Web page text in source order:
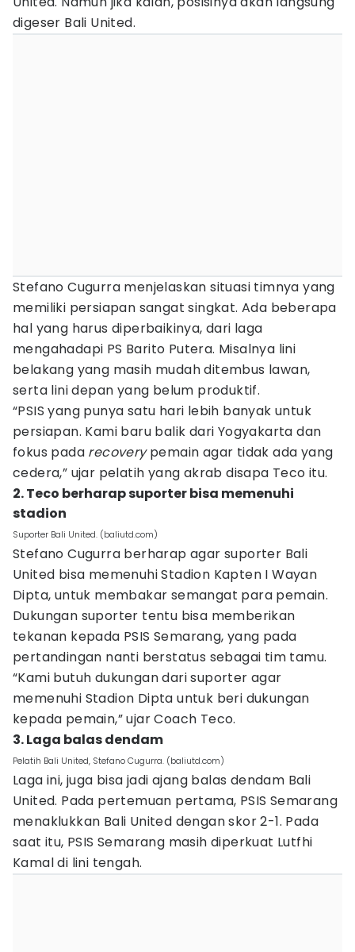
digeser Bali United.
Stefano Cugurra menjelaskan situasi timnya yang
memiliki persiapan sangat singkat. Ada beberapa
hal yang harus diperbaikinya, dari laga
mengahadapi PS Barito Putera. Misalnya lini
belakang yang masih mudah ditembus lawan,
serta lini depan yang belum produktif.
“PSIS yang punya satu hari lebih banyak untuk
persiapan. Kami baru balik dari Yogyakarta dan
fokus pada recoverypemain agar tidak ada yang
cedera,” ujar pelatih yang akrab disapa Teco itu.
2. Teco berharap suporter bisa memenuhi
stadion
Suporter Bali United. (baliutd.com)
Stefano Cugurra berharap agar suporter Bali
United bisa memenuhi Stadion Kapten I Wayan
Dipta, untuk membakar semangat para pemain.
Dukungan suporter tentu bisa memberikan
tekanan kepada PSIS Semarang, yang pada
pertandingan nanti berstatus sebagai tim tamu.
“Kami butuh dukungan dari suporter agar
memenuhi Stadion Dipta untuk beri dukungan
kepada pemain,” ujar Coach Teco.
3. Laga balas dendam
Pelatih Bali United, Stefano Cugurra. (baliutd.com)
Laga ini, juga bisa jadi ajang balas dendam Bali
United. Pada pertemuan pertama, PSIS Semarang
menaklukkan Bali United dengan skor 2-1. Pada
saat itu, PSIS Semarang masih diperkuat Lutfhi
Kamal di lini tengah.